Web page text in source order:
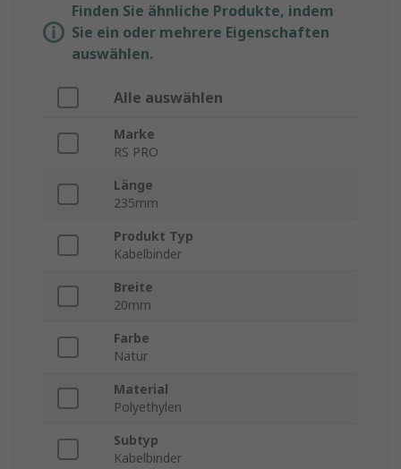
Finden Sie ähnliche Produkte, indem
Sie ein oder mehrere Eigenschaften
auswählen.
Alle auswählen
Marke
RS PRO
Länge
235mm
Produkt Typ
Kabelbinder
Breite
20mm
Farbe
Natur
Material
Polyethylen
Subtyp
Kabelbinder